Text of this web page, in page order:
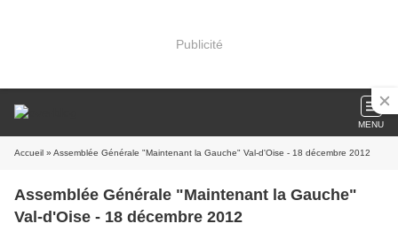
Publicité
MENU
Accueil » Assemblée Générale "Maintenant la Gauche" Val-d'Oise - 18 décembre 2012
Assemblée Générale "Maintenant la Gauche"
Val-d'Oise - 18 décembre 2012